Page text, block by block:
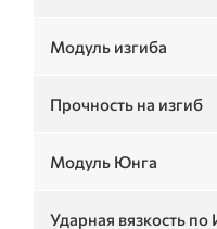
Модуль изгиба
Прочность на изгиб
Модуль Юнга
Ударная вязкость по